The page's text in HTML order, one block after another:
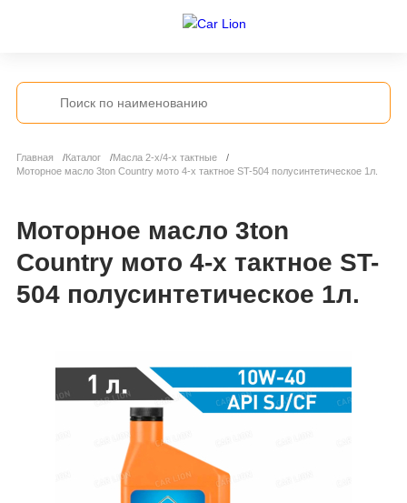
Главная Каталог
Масла 2-х/4-х тактные
Моторное масло 3ton Country мото 4-х тактное ST-504 полусинтетическое 1л.
Моторное масло 3ton
Country мото 4-х тактное ST-
504 полусинтетическое 1л.